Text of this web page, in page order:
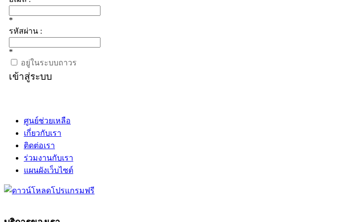
*
รหัสผ่าน :
*
อยู่ในระบบถาวร
เข้าสู่ระบบ
ศูนย์ช่วยเหลือ
เกี่ยวกับเรา
ติดต่อเรา
ร่วมงานกับเรา
แผนผังเว็บไซต์